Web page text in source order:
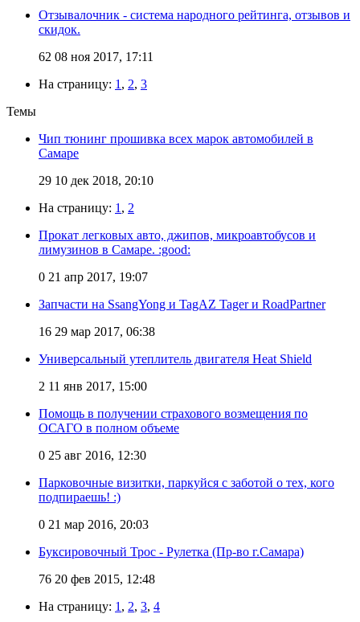
Отзывалочник - система народного рейтинга, отзывов и
скидок.
62 08 ноя 2017, 17:11
На страницу: 1 , 2, 3
Темы
Чип тюнинг прошивка всех марок автомобилей в
Самаре
29 10 дек 2018, 20:10
На страницу: 1 , 2
Прокат легковых авто, джипов, микроавтобусов и
лимузинов в Самаре. :good:
0 21 апр 2017, 19:07
Запчасти на SsangYong и TagAZ Tager и RoadPartner
16 29 мар 2017, 06:38
Универсальный утеплитель двигателя Heat Shield
2 11 янв 2017, 15:00
Помощь в получении страхового возмещения по
ОСАГО в полном объеме
0 25 авг 2016, 12:30
Парковочные визитки, паркуйся с заботой о тех, кого
подпираешь! :)
0 21 мар 2016, 20:03
Буксировочный Трос - Рулетка (Пр-во г.Самара)
76 20 фев 2015, 12:48
На страницу: 1 , 2, 3, 4